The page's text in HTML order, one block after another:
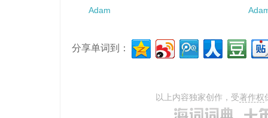
Adam
分享单词到：
以上内容独家创作，受著作权